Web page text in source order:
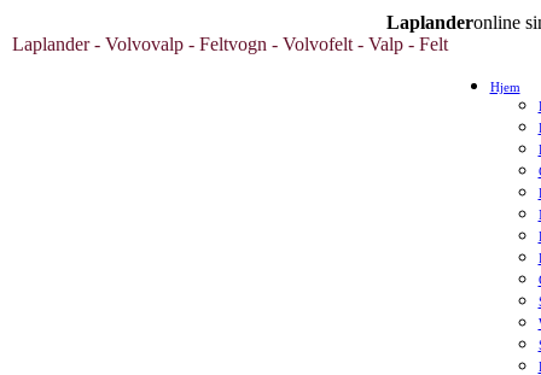
Laplanderonline
Laplander - Volvovalp - Feltvogn - Volvofelt - Valp - Felt
Hjem